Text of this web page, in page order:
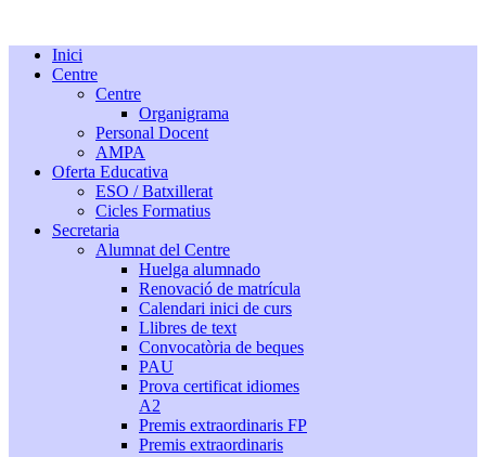
Inici
Centre
Centre
Organigrama
Personal Docent
AMPA
Oferta Educativa
ESO / Batxillerat
Cicles Formatius
Secretaria
Alumnat del Centre
Huelga alumnado
Renovació de matrícula
Calendari inici de curs
Llibres de text
Convocatòria de beques
PAU
Prova certificat idiomes
A2
Premis extraordinaris FP
Premis extraordinaris